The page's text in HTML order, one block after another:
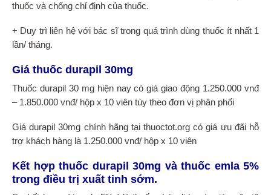
thuốc và chống chỉ định của thuốc.
+ Duy trì liên hệ với bác sĩ trong quá trình dùng thuốc ít nhất 1
lần/ tháng.
Giá thuốc durapil 30mg
Thuốc durapil 30 mg hiện nay có giá giao động 1.250.000 vnđ
– 1.850.000 vnđ/ hộp x 10 viên tùy theo đơn vị phân phối
Giá durapil 30mg chính hãng tại thuoctot.org có giá ưu đãi hỗ
trợ khách hàng là 1.250.000 vnđ/ hộp x 10 viên
Kết hợp thuốc durapil 30mg và thuốc emla 5%
trong điều trị xuất tinh sớm.